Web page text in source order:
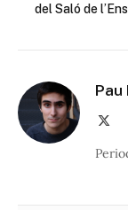
del Saló de
Pau